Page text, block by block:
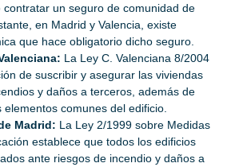
contratar un seguro de comunidad de
en Madrid y Valencia, existe
que hace obligatorio dicho seguro.
La Ley C. Valenciana 8/2004
de suscribir y asegurar las viviendas
y daños a terceros, además de
comunes del edificio.
Madrid: La Ley 2/1999 sobre Medidas
establece que todos los edificios
ante riesgos de incendio y daños a